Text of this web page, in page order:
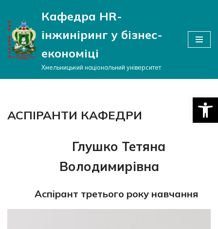
Перейти
до
вмісту
Кафедра HR-
інжиніринг у бізнес-
економіці
Хмельницький національний університет
АСПІРАНТИ КАФЕДРИ
Глушко Тетяна
Володимирівна
Аспірант третього року навчання